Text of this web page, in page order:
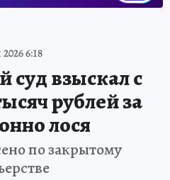
6:18
суд взыскал с
рублей за
лося
по закрытому